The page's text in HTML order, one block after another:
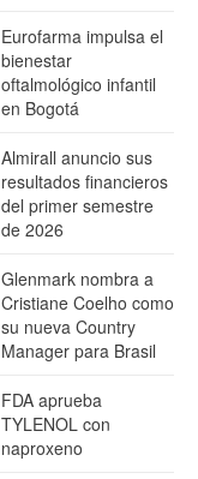
Eurofarma impulsa el
bienestar
oftalmológico infantil
en Bogotá
Almirall anuncio sus
resultados financieros
del primer semestre
de 2026
Glenmark nombra a
Cristiane Coelho como
su nueva Country
Manager para Brasil
FDA aprueba
TYLENOL con
naproxeno